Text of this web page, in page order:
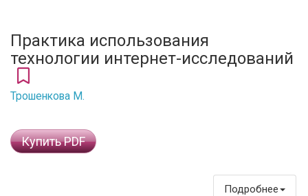
Практика использования
технологии интернет-исследований
Трошенкова М.
Купить PDF
Подробнее